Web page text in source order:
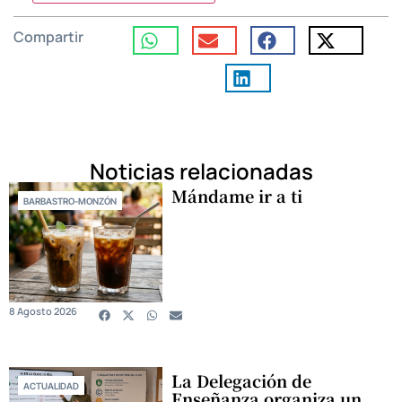
Compartir
Noticias relacionadas
BARBASTRO-MONZÓN Mándame ir a ti
8 Agosto 2026
ACTUALIDAD La Delegación de